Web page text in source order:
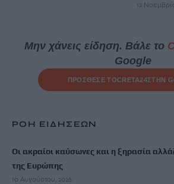
12
Μην χάνεις είδηση. Βάλε το
Google
ΠΡΟΣΘΕΣΕ ΤΟCRETA24ΣΤΗΝ
ΡΟΗ ΕΙΔΗΣΕΩΝ
Οι ακραίοι καύσωνες και η ξηρασία
της Ευρώπης
10 Αυγούστου, 2026